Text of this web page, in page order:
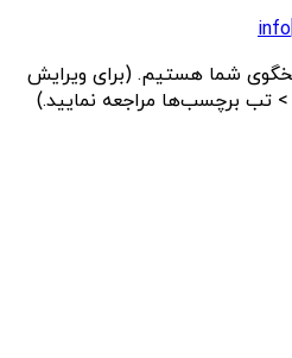
هفته پاسخگوی شما هستیم. (برای ویرایش
تب برچسب‌ها مراجعه نمایید.)